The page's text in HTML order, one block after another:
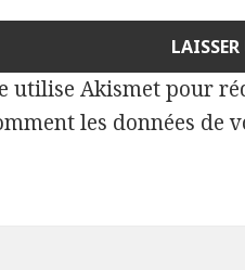
utilise Akismet pour
les données de